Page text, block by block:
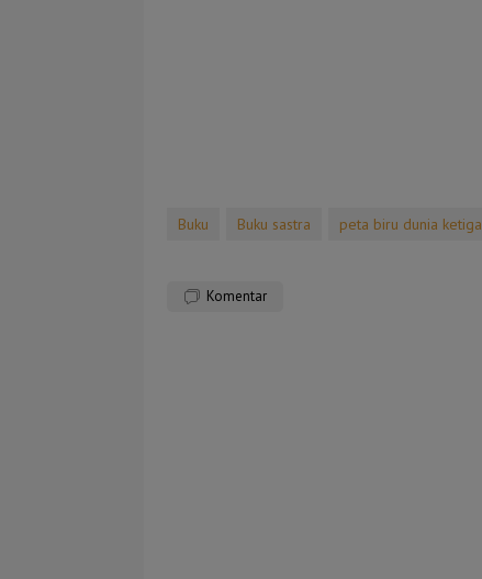
Buku Buku sastra peta biru dunia ketiga
Komentar